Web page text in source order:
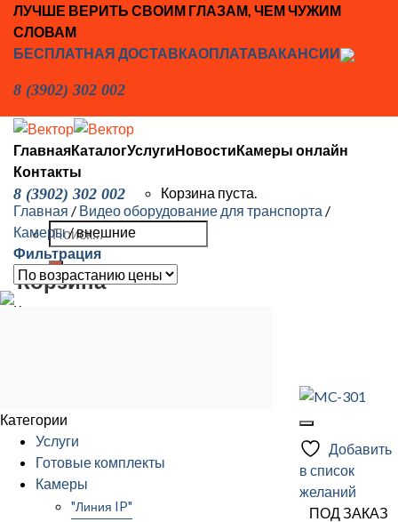
Skip
content
ЛУЧШЕ ВЕРИТЬ СВОИМ ГЛАЗАМ, ЧЕМ ЧУЖИМ
СЛОВАМ
БЕСПЛАТНАЯ ДОСТАВКАОПЛАТАВАКАНСИИ
8 (3902) 302 002
ГлавнаяКаталогУслугиНовостиКамеры онлайн
Контакты
8 (3902) 302 002 Корзина пуста.
Искать:
Корзина
Корзина пуста.
Главная / Видео оборудование для транспорта /
Камеры/внешние
Фильтрация
Категории
Услуги
Готовые комплекты
Камеры
"Линия IP"
Добавить
в список
желаний
ПОД ЗАКАЗ